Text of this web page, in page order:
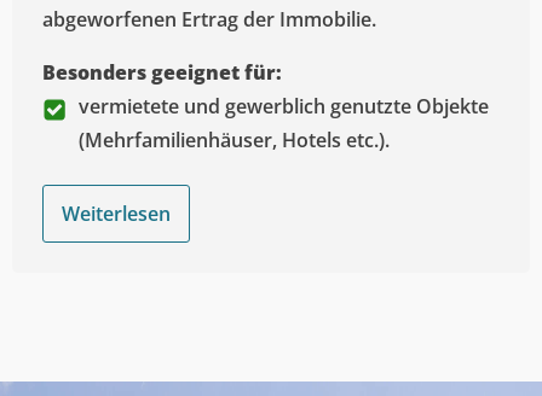
abgeworfenen Ertrag der Immobilie.
Besonders geeignet für:
vermietete und gewerblich genutzte Objekte
(Mehrfamilienhäuser, Hotels etc.).
Weiterlesen